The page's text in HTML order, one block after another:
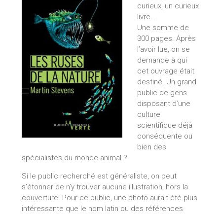
curieux, un curieux
livre…
Une somme de
300 pages. Après
l’avoir lue, on se
demande à qui
cet ouvrage était
destiné. Un grand
public de gens
disposant d’une
culture
scientifique déjà
conséquente ou
bien des
spécialistes du monde animal ?
Si le public recherché est généraliste, on peut
s’étonner de n’y trouver aucune illustration, hors la
couverture. Pour ce public, une photo aurait été plus
intéressante que le nom latin ou des références